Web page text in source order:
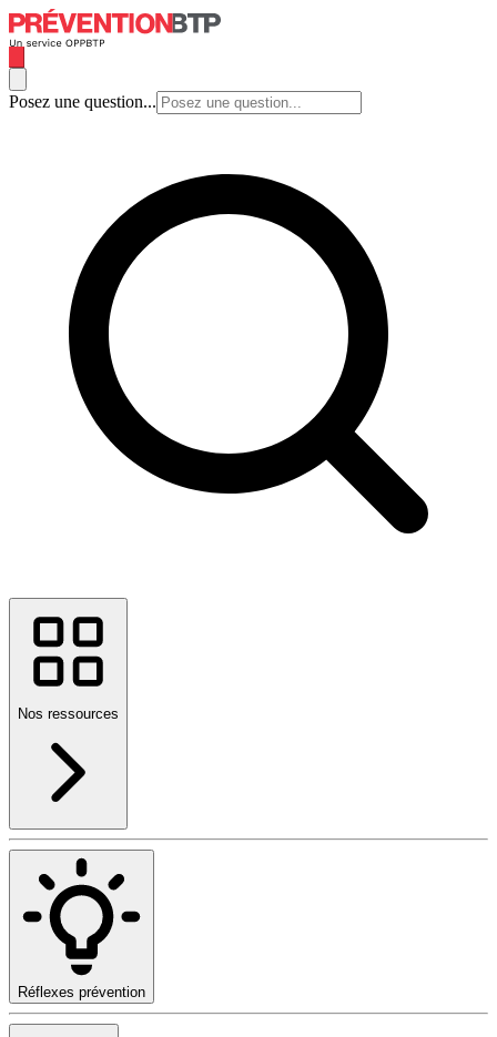
Posez une question...
Nos ressources
Réflexes prévention